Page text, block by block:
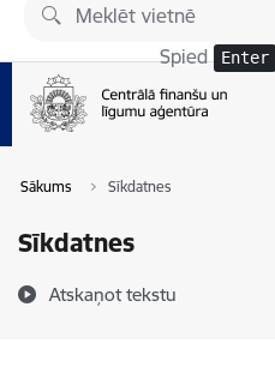
Pāriet uz lapas saturu
Spied Enter
Sākums Sīkdatnes
Sīkdatnes
Atskaņot tekstu